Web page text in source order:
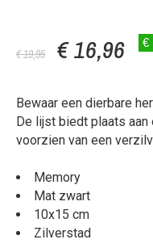
€ 19,95 € 16,96 €
Bewaar een dierbare
De lijst biedt plaats
voorzien van een
Memory
Mat zwart
10x15 cm
Zilverstad